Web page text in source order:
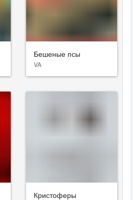
Бешеные псы
VA
Кристоферы